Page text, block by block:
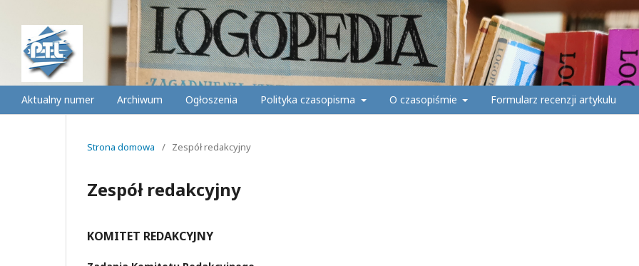
Aktualny numer Archiwum Ogłoszenia Polityka czasopisma O czasopiśmie Formularz recenzji artykulu
Strona domowa / Zespół redakcyjny
Zespół redakcyjny
KOMITET REDAKCYJNY